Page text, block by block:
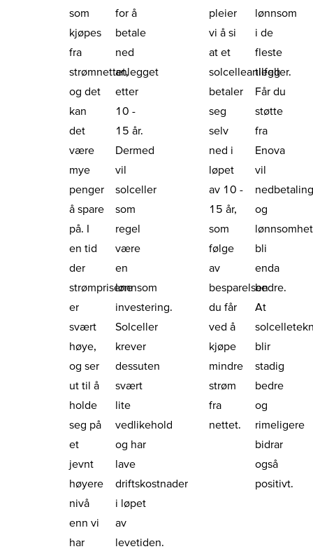
som
kjøpes
fra
strømnettet,
og det
kan
det
være
mye
penger
å spare
på. I
en tid
der
strømprisene
er
svært
høye,
og ser
ut til å
holde
seg på
et
jevnt
høyere
nivå
enn vi
har
for å
betale
ned
anlegget
etter
10 -
15 år.
Dermed
vil
solceller
som
regel
være
en
lønnsom
investering.
Solceller
krever
dessuten
svært
lite
vedlikehold
og har
lave
driftskostnader
i løpet
av
levetiden.
pleier
vi å si
at et
solcelleanlegg
betaler
seg
selv
ned i
løpet
av 10 -
15 år,
som
følge
av
besparelsen
du får
ved å
kjøpe
mindre
strøm
fra
nettet.
lønnsom
i de
fleste
tilfeller.
Får du
støtte
fra
Enova
vil
og
bli
enda
bedre.
At
blir
stadig
bedre
og
rimeligere
bidrar
også
positivt.